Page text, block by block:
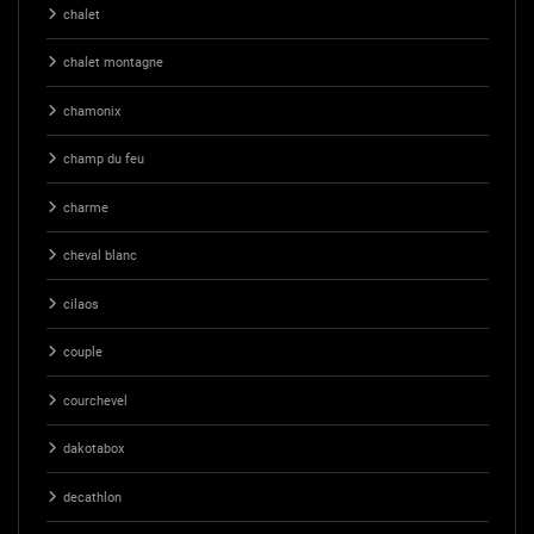
chalet
chalet montagne
chamonix
champ du feu
charme
cheval blanc
cilaos
couple
courchevel
dakotabox
decathlon